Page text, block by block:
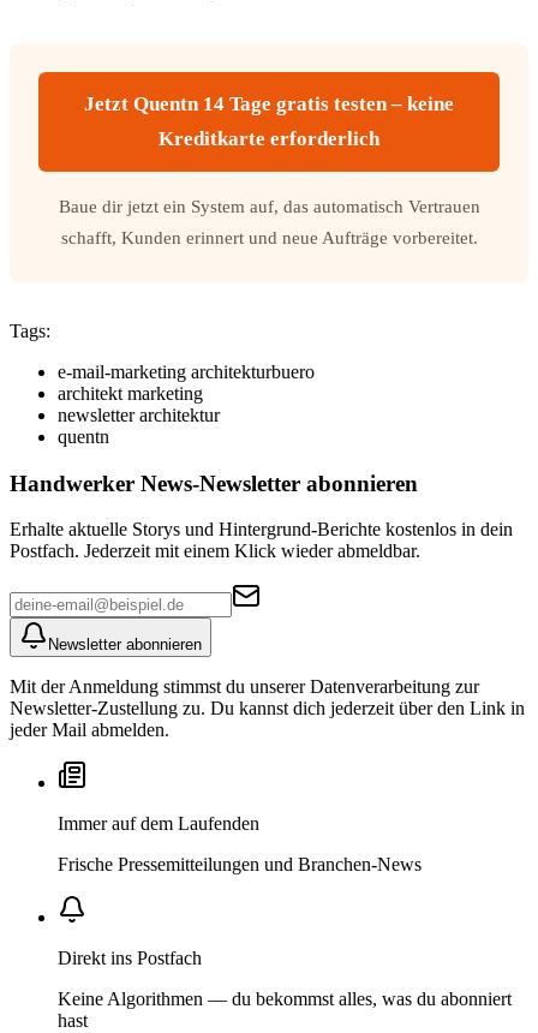
Jetzt Quentn 14 Tage gratis testen – keine
Kreditkarte erforderlich
Baue dir jetzt ein System auf, das automatisch Vertrauen
schafft, Kunden erinnert und neue Aufträge vorbereitet.
Tags:
e-mail-marketing architekturbuero
architekt marketing
newsletter architektur
quentn
Handwerker News-Newsletter abonnieren
Erhalte aktuelle Storys und Hintergrund-Berichte kostenlos in dein
Postfach. Jederzeit mit einem Klick wieder abmeldbar.
Newsletter abonnieren
Mit der Anmeldung stimmst du unserer Datenverarbeitung zur
Newsletter-Zustellung zu. Du kannst dich jederzeit über den Link in
jeder Mail abmelden.
Immer auf dem Laufenden
Frische Pressemitteilungen und Branchen-News
Direkt ins Postfach
Keine Algorithmen — du bekommst alles, was du abonniert
hast